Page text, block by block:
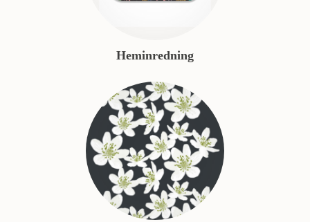
Heminredning